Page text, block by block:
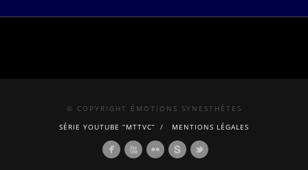
© COPYRIGHT ÉMOTIONS SYNESTHÈTES
SÉRIE YOUTUBE “MTTVC”
MENTIONS LÉGALES